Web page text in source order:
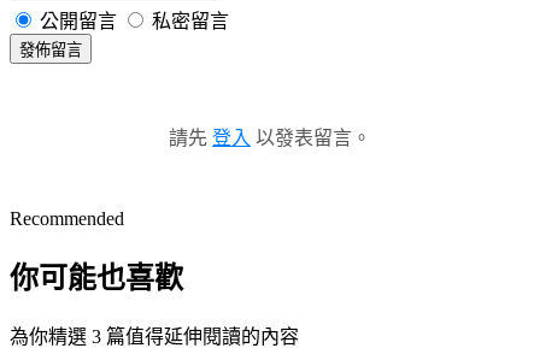
公開留言 私密留言
發佈留言
請先 登入 以發表留言。
Recommended
你可能也喜歡
為你精選 3 篇值得延伸閱讀的內容